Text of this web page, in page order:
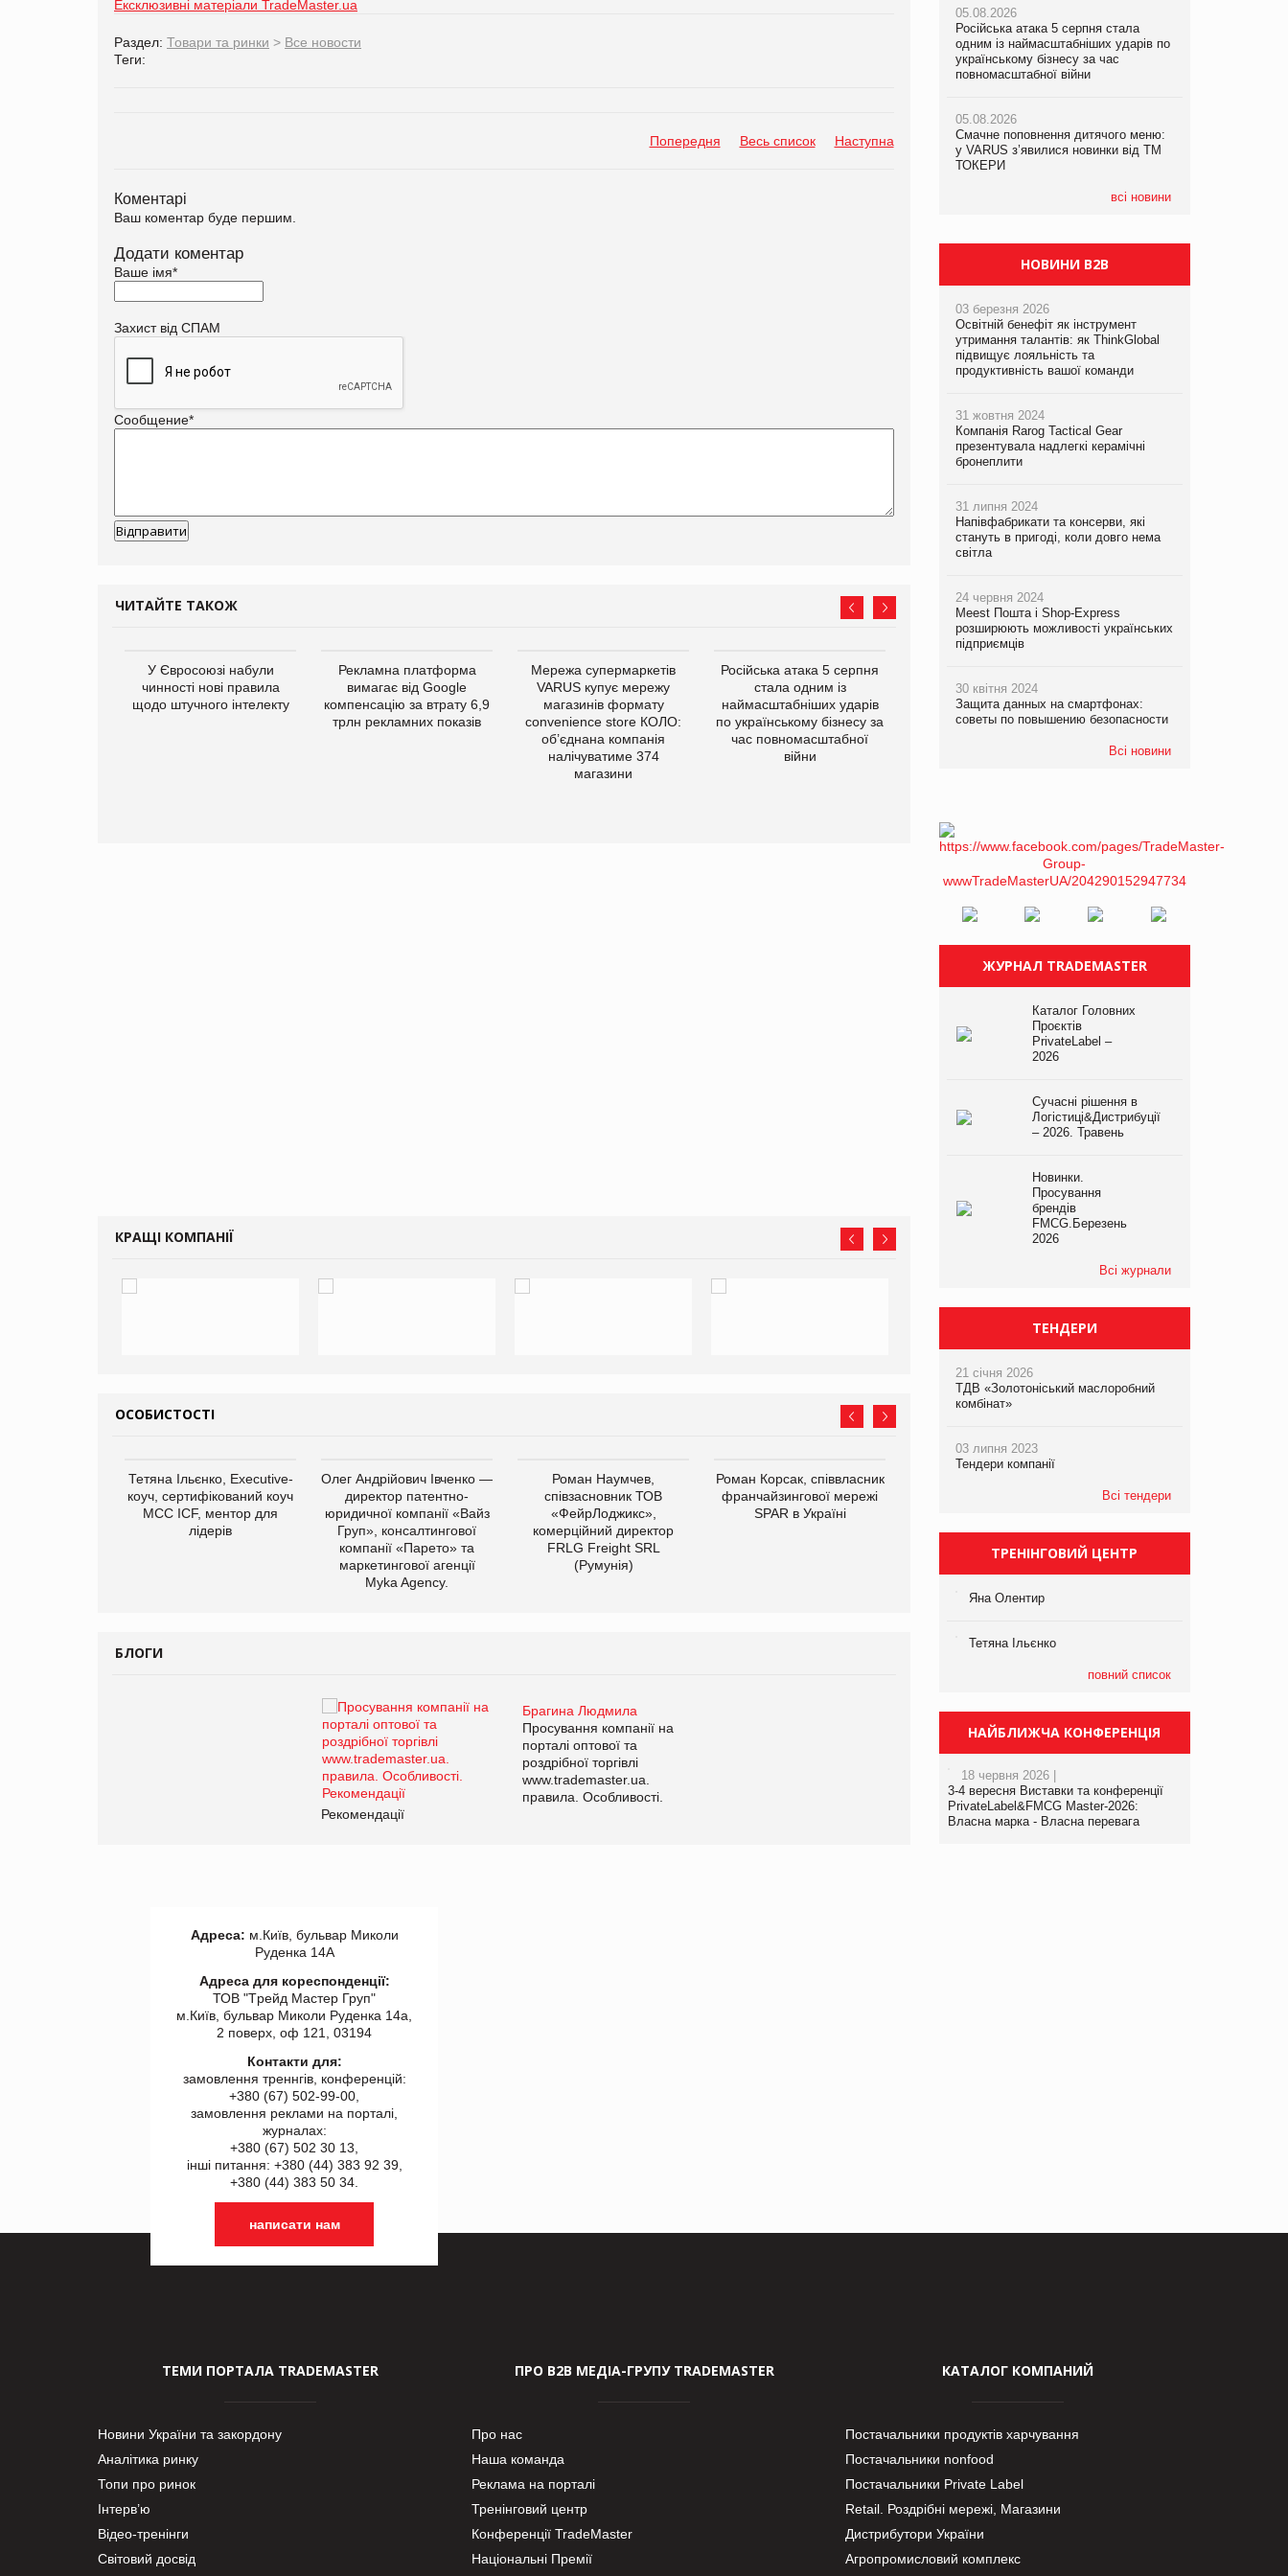
Ексклюзивні матеріали TradeMaster.ua
Раздел: Товари та ринки > Все новости
Теги:
Попередня Весь список Наступна
Коментарі
Ваш коментар буде першим.
Додати коментар
Ваше імя*
Захист від СПАМ
Сообщение*
ЧИТАЙТЕ ТАКОЖ
У Євросоюзі набули
чинності нові правила
щодо штучного інтелекту
Рекламна платформа
вимагає від Google
компенсацію за втрату 6,9
трлн рекламних показів
Мережа супермаркетів
VARUS купує мережу
магазинів формату
convenience store КОЛО:
об’єднана компанія
налічуватиме 374
магазини
Російська атака 5 серпня
стала одним із
наймасштабніших ударів
по українському бізнесу за
час повномасштабної
війни
дитячого меню: у VARUS
з’явилися новинки від ТМ
ТОКЕРИ
PrivateLabel&FMCG Master
КРАЩІ КОМПАНІЇ
ОСОБИСТОСТІ
Тетяна Ільєнко, Executive-
коуч, сертифікований коуч
МСС ICF, ментор для
лідерів
Олег Андрійович Івченко —
директор патентно-
юридичної компанії «Вайз
Груп», консалтингової
компанії «Парето» та
маркетингової агенції
Myka Agency.
Роман Наумчев,
співзасновник ТОВ
«ФейрЛоджикс»,
комерційний директор
FRLG Freight SRL
(Румунія)
Роман Корсак, співвласник
франчайзингової мережі
SPAR в Україні
виробництва
компанії «УкраМарин»
БЛОГИ
Брагина Людмила
Просування компанії на
порталі оптової та
роздрібної торгівлі
www.trademaster.ua.
правила. Особливості.
Рекомендації
Брагина Людмила
Просування компанії на
www.trademaster.ua.
правила. Особливості.
05.08.2026
Російська атака 5 серпня стала
одним із наймасштабніших ударів по
українському бізнесу за час
повномасштабної війни
05.08.2026
Смачне поповнення дитячого меню:
у VARUS з’явилися новинки від ТМ
ТОКЕРИ
всі новини
05.08.2026
Російська атака 5 серпня стала
одним із наймасштабніших ударів по
українському бізнесу за час
повномасштабної війни
05.08.2026
Смачне поповнення дитячого меню:
у VARUS з’явилися новинки від ТМ
ТОКЕРИ
рекламі екологічних продуктів
05.08.2026
AstraZeneca обговорює найбільшу
НОВИНИ B2B
03 березня 2026
Освітній бенефіт як інструмент
утримання талантів: як ThinkGlobal
підвищує лояльність та
продуктивність вашої команди
31 жовтня 2024
Компанія Rarog Tactical Gear
презентувала надлегкі керамічні
бронеплити
31 липня 2024
Напівфабрикати та консерви, які
стануть в пригоді, коли довго нема
світла
24 червня 2024
Meest Пошта і Shop-Express
розширюють можливості українських
підприємців
30 квітня 2024
Защита данных на смартфонах:
советы по повышению безопасности
Всі новини
ЖУРНАЛ TRADEMASTER
Каталог Головних
Проєктів
PrivateLabel –
2026
Сучасні рішення в
Логістиці&Дистрибуції
– 2026. Травень
Новинки.
Просування
брендів
FMCG.Березень
2026
Всі журнали
ТЕНДЕРИ
21 січня 2026
ТДВ «Золотоніський маслоробний
комбінат»
03 липня 2023
Тендери компанії
Всі тендери
ТРЕНІНГОВИЙ ЦЕНТР
Яна Олентир
Тетяна Ільєнко
повний список
НАЙБЛИЖЧА КОНФЕРЕНЦІЯ
18 червня 2026 |
3-4 вересня Виставки та конференції
PrivateLabel&FMCG Master-2026:
Власна марка - Власна перевага
Адреса: м.Київ, бульвар Миколи
Руденка 14А
Адреса для кореспонденції:
ТОВ "Tрейд Мастер Груп"
м.Київ, бульвар Миколи Руденка 14а,
2 поверх, оф 121, 03194
Контакти для:
замовлення треннгів, конференцій:
+380 (67) 502-99-00,
замовлення реклами на порталі,
журналах:
+380 (67) 502 30 13,
інші питання: +380 (44) 383 92 39,
+380 (44) 383 50 34.
написати нам
ТЕМИ ПОРТАЛА TRADEMASTER
Новини України та закордону
Аналітика ринку
Топи про ринок
Інтерв’ю
Відео-тренінги
Світовий досвід
ПРО В2В МЕДІА-ГРУПУ TRADEMASTER
Про нас
Наша команда
Реклама на порталі
Тренінговий центр
Конференції TradeMaster
Національні Премії
КАТАЛОГ КОМПАНИЙ
Постачальники продуктів харчування
Постачальники nonfood
Постачальники Private Label
Retail. Роздрібні мережі, Магазини
Дистрибутори України
Агропромисловий комплекс